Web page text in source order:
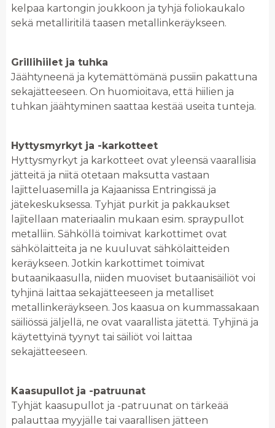
kelpaa kartongin joukkoon ja tyhjä foliokaukalo
sekä metalliritilä taasen metallinkeräykseen.
Grillihiilet ja tuhka
Jäähtyneenä ja kytemättömänä pussiin pakattuna
sekajätteeseen. On huomioitava, että hiilien ja
tuhkan jäähtyminen saattaa kestää useita tunteja.
Hyttysmyrkyt ja -karkotteet
Hyttysmyrkyt ja karkotteet ovat yleensä vaarallisia
jätteitä ja niitä otetaan maksutta vastaan
lajitteluasemilla ja Kajaanissa Entringissä ja
jätekeskuksessa. Tyhjät purkit ja pakkaukset
lajitellaan materiaalin mukaan esim. spraypullot
metalliin. Sähköllä toimivat karkottimet ovat
sähkölaitteita ja ne kuuluvat sähkölaitteiden
keräykseen. Jotkin karkottimet toimivat
butaanikaasulla, niiden muoviset butaanisäiliöt voi
tyhjinä laittaa sekajätteeseen ja metalliset
metallinkeräykseen. Jos kaasua on kummassakaan
säiliössä jäljellä, ne ovat vaarallista jätettä. Tyhjinä ja
käytettyinä tyynyt tai säiliöt voi laittaa
sekajätteeseen.
Kaasupullot ja -patruunat
Tyhjät kaasupullot ja -patruunat on tärkeää
palauttaa myyjälle tai vaarallisen jätteen